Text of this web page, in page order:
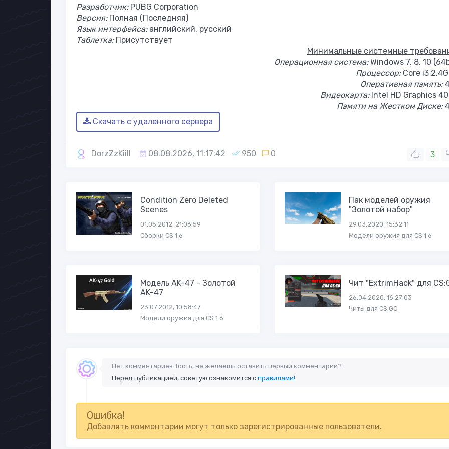
Разработчик:PUBG Corporation
Версия:Полная (Последняя)
Язык интерфейса:английский, русский
Таблетка:Присутствует
Минимальные системные
Операционная система:Windows 7, 8, 10
Процессор:Core i3
Оперативная память:
Видеокарта:Intel HD Graphics
Памяти на Жестком Диске:
Скачать с удаленного сервера
DorzZzKiill 08.08.2026, 11:17:42 950 0 3
Condition Zero Deleted
Scenes
01.05.2012, 21:06:59
Сборки CS 1.6
Пак моделей оружия
"Золотой набор"
29.03.2020, 15:32:11
Модели оружия для CS 1.6
Модель AK-47 - Золотой
AK-47
23.07.2012, 10:58:47
Модели оружия для CS 1.6
Чит "ExtrimHack" для
26.04.2020, 16:27:03
Читы для CS:GO
Нет комментариев. Гость, не желаешь оставить первый комментарий?
Перед публикацией, советую ознакомится справилами!
Ошибка!
Добавлять комментарии могут только зарегистрированные пользователи.